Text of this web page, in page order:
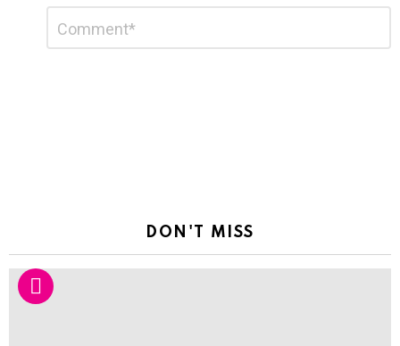
Reply
DON'T MISS